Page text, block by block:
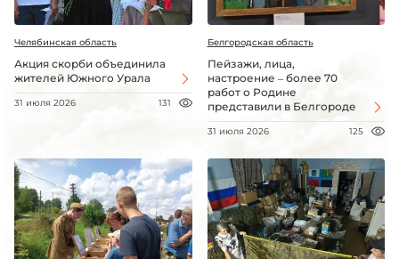
Челябинская область
Акция скорби объединила
жителей Южного Урала
31 июля 2026 131
Белгородская область
Пейзажи, лица,
настроение – более 70
работ о Родине
представили в Белгороде
31 июля 2026 125